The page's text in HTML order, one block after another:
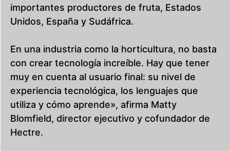
importantes productores de fruta, Estados
Unidos, España y Sudáfrica.
En una industria como la horticultura, no basta
con crear tecnología increíble. Hay que tener
muy en cuenta al usuario final: su nivel de
experiencia tecnológica, los lenguajes que
utiliza y cómo aprende», afirma Matty
Blomfield, director ejecutivo y cofundador de
Hectre.